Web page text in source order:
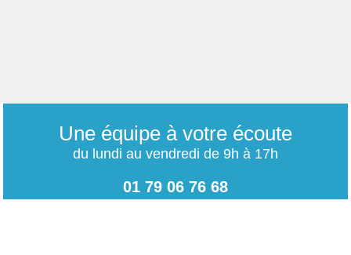
Une équipe à votre écoute
du lundi au vendredi de 9h à 17h
01 79 06 76 68